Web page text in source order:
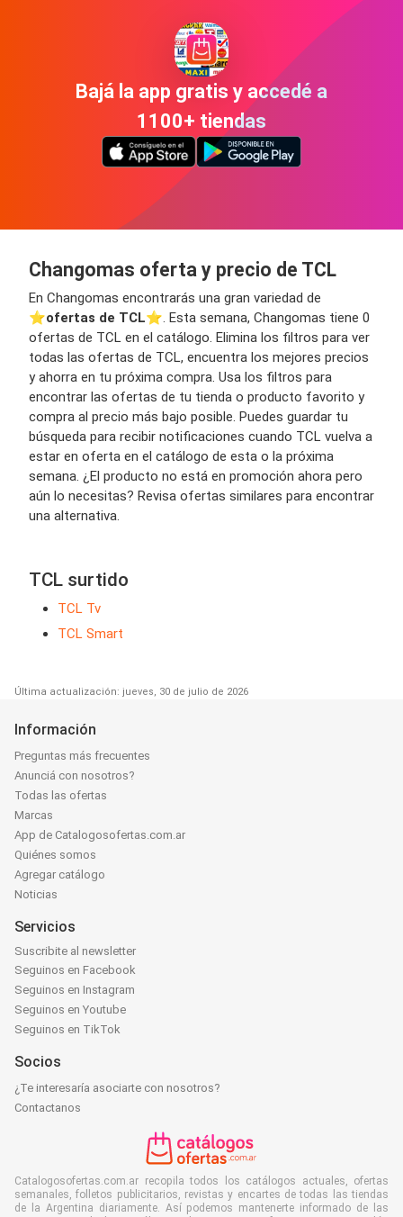
Bajá la app gratis y accedé a
1100+ tiendas
Changomas oferta y precio de TCL
En Changomas encontrarás una gran variedad de
⭐️ofertas de TCL⭐️. Esta semana, Changomas tiene 0
ofertas de TCL en el catálogo. Elimina los filtros para ver
todas las ofertas de TCL, encuentra los mejores precios
y ahorra en tu próxima compra. Usa los filtros para
encontrar las ofertas de tu tienda o producto favorito y
compra al precio más bajo posible. Puedes guardar tu
búsqueda para recibir notificaciones cuando TCL vuelva a
estar en oferta en el catálogo de esta o la próxima
semana. ¿El producto no está en promoción ahora pero
aún lo necesitas? Revisa ofertas similares para encontrar
una alternativa.
TCL surtido
TCL Tv
TCL Smart
Última actualización: jueves, 30 de julio de 2026
Información
Preguntas más frecuentes
Anunciá con nosotros?
Todas las ofertas
Marcas
App de Catalogosofertas.com.ar
Quiénes somos
Agregar catálogo
Noticias
Servicios
Suscribite al newsletter
Seguinos en Facebook
Seguinos en Instagram
Seguinos en Youtube
Seguinos en TikTok
Socios
¿Te interesaría asociarte con nosotros?
Contactanos
Catalogosofertas.com.ar recopila todos los catálogos actuales, ofertas
semanales, folletos publicitarios, revistas y encartes de todas las tiendas
de la Argentina diariamente. Así podemos mantenerte informado de las